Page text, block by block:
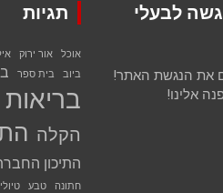
לבעלי
את הנגשת האתר!
אלינו!
תגיות
אוכל אור ירוק
ביוב
בית ספר
בריאות
הקלה
התיכון
חתונה טבע